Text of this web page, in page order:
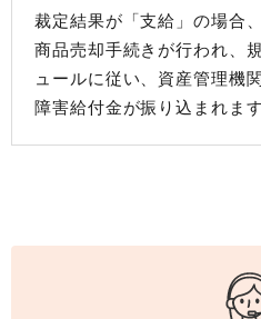
裁定結果が「支給」の場合
商品売却手続きが行われ、
ュールに従い、資産管理機
障害給付金が振り込まれます